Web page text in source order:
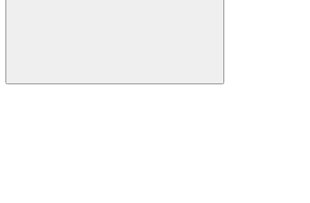
Buscar